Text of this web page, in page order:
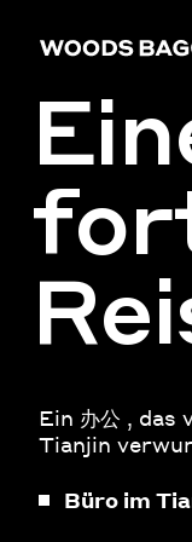
Ein 办公 , das
Tianjin
Büro im